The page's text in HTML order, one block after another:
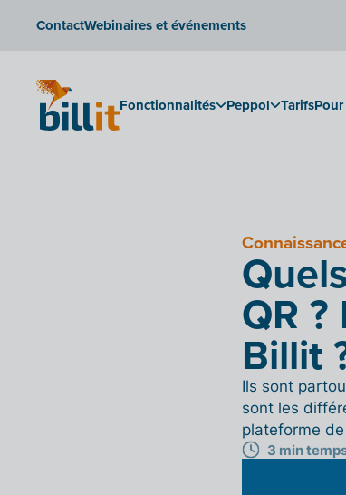
ContactWebinaires et événements
Fonctionnalités Peppol Tarifs
QR
Billit
Ils sont
sont les
plateforme
3 min